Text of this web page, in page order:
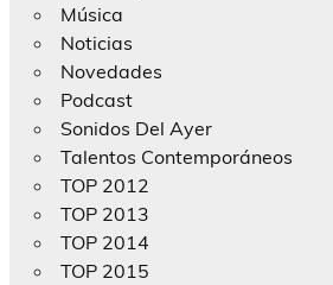
Música
Noticias
Novedades
Podcast
Sonidos Del Ayer
Talentos Contemporáneos
TOP 2012
TOP 2013
TOP 2014
TOP 2015